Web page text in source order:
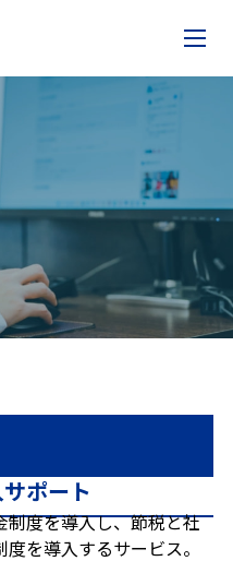
ポート
度を導入し、節税と社
を導入するサービス。